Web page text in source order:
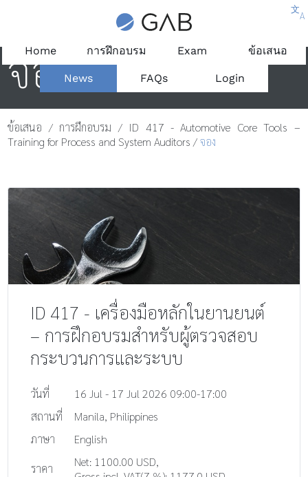
文
A
Home การฝึกอบรม Exam ข้อเสนอ
News FAQs Login
จอง
ข้อเสนอ /การฝึกอบรม / ID 417 - Automotive Core Tools –
Training for Process and System Auditors /จอง
ID 417 - เครื่องมือหลักในยานยนต์
– การฝึกอบรมสำหรับผู้ตรวจสอบ
กระบวนการและระบบ
วันที่
16 Jul - 17 Jul 2026 09:00-17:00
สถานที่
Manila, Philippines
ภาษา
English
ราคา
Net: 1100.00 USD,